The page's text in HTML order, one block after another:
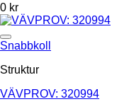
0 kr
Snabbkoll
Struktur
VÄVPROV: 320994